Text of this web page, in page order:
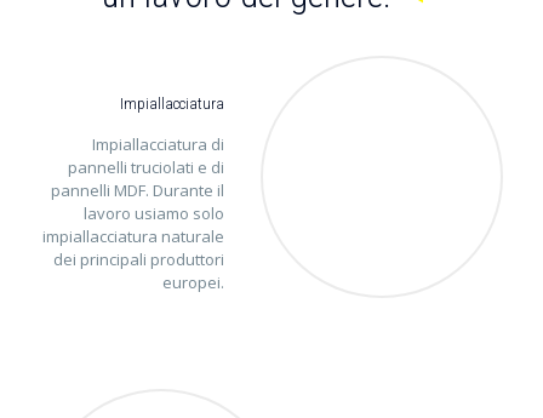
Impiallacciatura
Impiallacciatura di
pannelli truciolati e di
pannelli MDF. Durante il
lavoro usiamo solo
impiallacciatura naturale
dei principali produttori
europei.